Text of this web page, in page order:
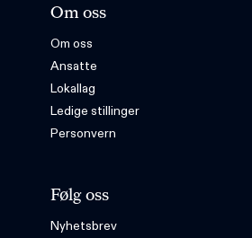
Om oss
Om oss
Ansatte
Lokallag
Ledige stillinger
Personvern
Følg oss
Nyhetsbrev